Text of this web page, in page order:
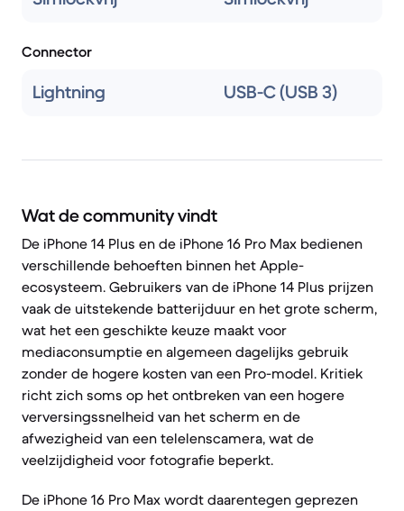
Connector
Lightning USB-C (USB 3)
Wat de community vindt
De iPhone 14 Plus en de iPhone 16 Pro Max bedienen
verschillende behoeften binnen het Apple-
ecosysteem. Gebruikers van de iPhone 14 Plus prijzen
vaak de uitstekende batterijduur en het grote scherm,
wat het een geschikte keuze maakt voor
mediaconsumptie en algemeen dagelijks gebruik
zonder de hogere kosten van een Pro-model. Kritiek
richt zich soms op het ontbreken van een hogere
verversingssnelheid van het scherm en de
afwezigheid van een telelenscamera, wat de
veelzijdigheid voor fotografie beperkt.
De iPhone 16 Pro Max wordt daarentegen geprezen